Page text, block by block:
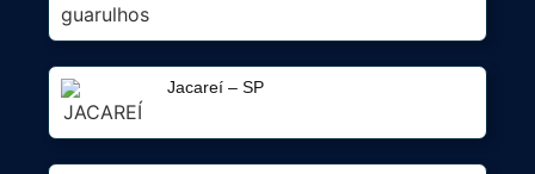
Jacareí – SP